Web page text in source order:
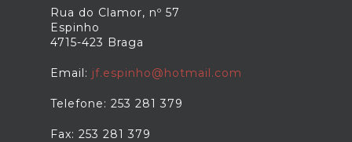
Ambiental", disponível em:
fundoambiental.pt/apoios-prr/vales-
eficiencia.aspx
Rua do Clamor, nº 57
Espinho
4715-423 Braga
Email: jf.espinho@hotmail.com
Telefone: 253 281 379
Fax: 253 281 379